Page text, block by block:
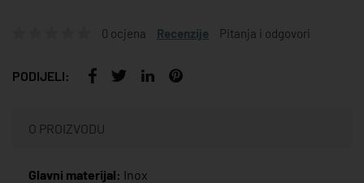
0 ocjena Recenzije Pitanja i odgovori
PODIJELI:
O PROIZVODU
Glavni materijal: Inox